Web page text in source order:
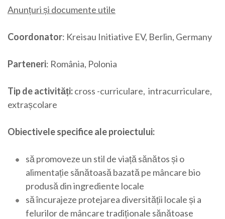
Anunțuri și documente utile
Coordonator: Kreisau Initiative EV, Berlin, Germany
Parteneri: România, Polonia
Tip de activități:cross -curriculare, intracurriculare,
extrașcolare
Obiectivele specifice ale proiectului:
să promoveze un stil de viață sănătos și o
alimentație sănătoasă bazată pe mâncare bio
produsă din ingrediente locale
să încurajeze protejarea diversității locale și a
felurilor de mâncare tradiționale sănătoase